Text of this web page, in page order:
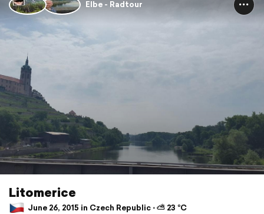
Elbe - Radtour
Litomerice
June 26, 2015 in Czech Republic ⋅ ⛅ 23 °C